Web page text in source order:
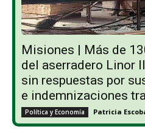
Misiones | Más de
del aserradero Linor
sin respuestas por
e indemnizaciones
Política y Economía Patricia